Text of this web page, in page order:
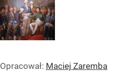
Opracował: Maciej Zaremba